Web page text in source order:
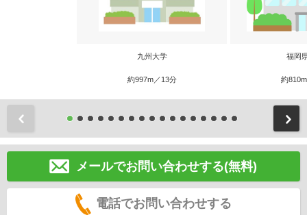
九州大学
約997m／13分
福岡
約
メールでお問い合わせする(無料)
電話でお問い合わせする